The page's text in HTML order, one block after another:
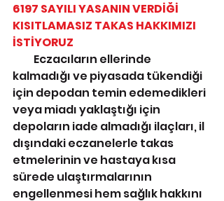
6197 SAYILI YASANIN VERDİĞİ
KISITLAMASIZ TAKAS HAKKIMIZI
İSTİYORUZ
kalmadığı ve piyasada tükendiği
için depodan temin edemedikleri
veya miadı yaklaştığı için
depoların iade almadığı ilaçları, il
dışındaki eczanelerle takas
etmelerinin ve hastaya kısa
sürede ulaştırmalarının
engellenmesi hem sağlık hakkını